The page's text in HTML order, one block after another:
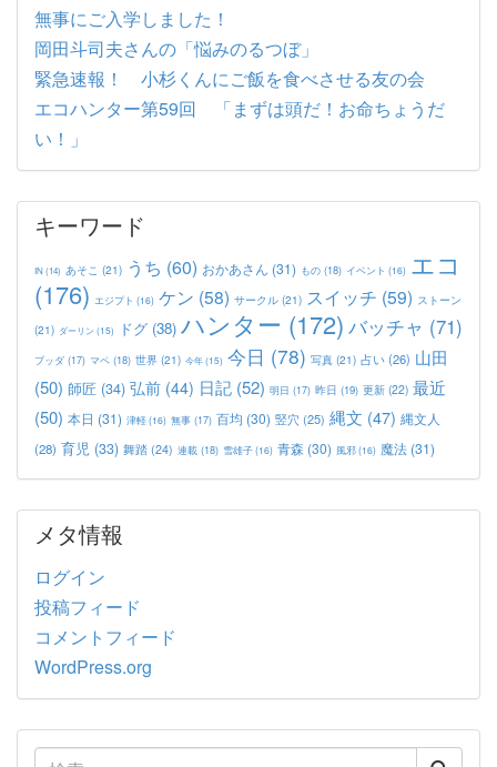
無事にご入学しました！
岡田斗司夫さんの「悩みのるつぼ」
緊急速報！ 小杉くんにご飯を食べさせる友の会
エコハンター第59回 「まずは頭だ！お命ちょうだ
い！」
キーワード
IN(14) あそこ (21) うち (60) おかあさん (31) もの (18) イベント (16) エコ
(176) エジプト (16) ケン (58) サークル (21) スイッチ (59) ストーン
(21) ダーリン(15) ドグ (38) ハンター (172) バッチャ (71)
ブッダ (17) マペ (18) 世界 (21) 今年(15) 今日 (78) 写真 (21) 占い(26) 山田
(50) 師匠 (34) 弘前 (44) 日記 (52) 明日 (17) 昨日 (19) 更新 (22) 最近
(50) 本日 (31) 津軽(16) 無事 (17) 百均 (30) 竪穴 (25) 縄文 (47) 縄文人
(28) 育児 (33) 舞踏 (24) 連載 (18) 雪雄子(16) 青森 (30) 風邪(16) 魔法 (31)
メタ情報
ログイン
投稿フィード
コメントフィード
WordPress.org